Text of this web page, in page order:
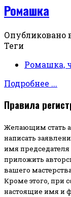
Ромашка
Опубликовано
Теги
Ромашка,
Подробнее ...
Правила
Желающим стать
написать
имя
приложить
вашего
Кроме этого, при
настоящие имя и